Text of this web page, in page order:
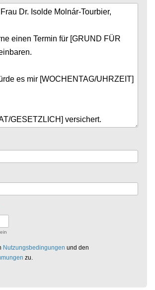
ein
Nutzungsbedingungen und den
zu.